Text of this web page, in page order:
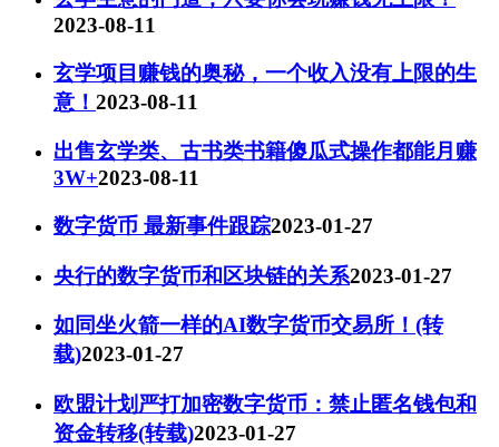
2023-08-11
玄学项目赚钱的奥秘，一个收入没有上限的生
意！ 2023-08-11
出售玄学类、古书类书籍傻瓜式操作都能月赚
3W+2023-08-11
数字货币 最新事件跟踪2023-01-27
央行的数字货币和区块链的关系2023-01-27
如同坐火箭一样的AI数字货币交易所！(转
载)2023-01-27
欧盟计划严打加密数字货币：禁止匿名钱包和
资金转移(转载)2023-01-27